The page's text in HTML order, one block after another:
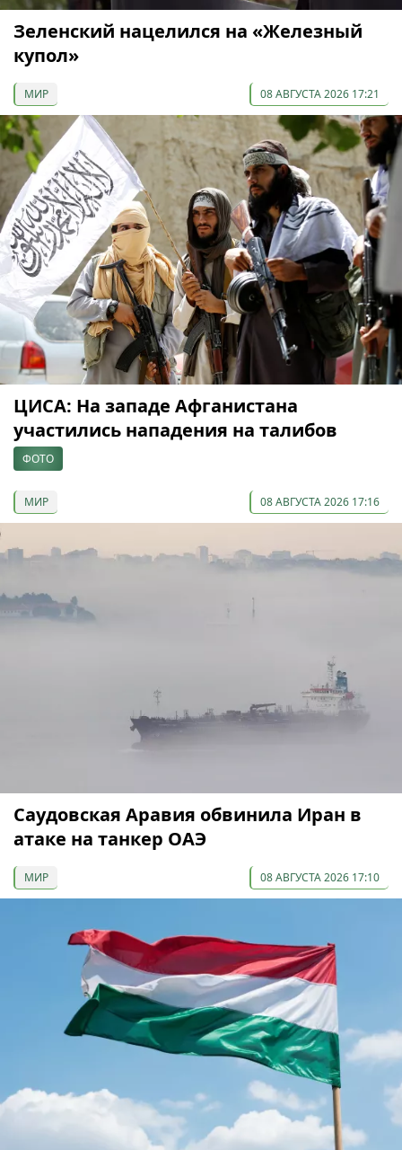
Зеленский нацелился на «Железный
купол»
МИР 08 АВГУСТА 2026 17:21
ЦИСА: На западе Афганистана
участились нападения на талибов
ФОТО
МИР 08 АВГУСТА 2026 17:16
Саудовская Аравия обвинила Иран в
атаке на танкер ОАЭ
МИР 08 АВГУСТА 2026 17:10